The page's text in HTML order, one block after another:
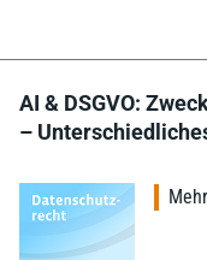
AI & DSGVO:
–